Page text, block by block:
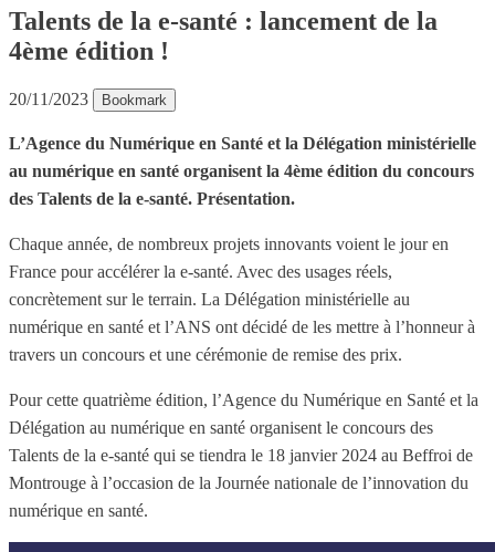
Talents de la e-santé : lancement de la
4ème édition !
20/11/2023 Bookmark
L’Agence du Numérique en Santé et la Délégation ministérielle
au numérique en santé organisent la 4ème édition du concours
des Talents de la e-santé. Présentation.
Chaque année, de nombreux projets innovants voient le jour en
France pour accélérer la e-santé. Avec des usages réels,
concrètement sur le terrain. La Délégation ministérielle au
numérique en santé et l’ANS ont décidé de les mettre à l’honneur à
travers un concours et une cérémonie de remise des prix.
Pour cette quatrième édition, l’Agence du Numérique en Santé et la
Délégation au numérique en santé organisent le concours des
Talents de la e-santé qui se tiendra le 18 janvier 2024 au Beffroi de
Montrouge à l’occasion de la Journée nationale de l’innovation du
numérique en santé.